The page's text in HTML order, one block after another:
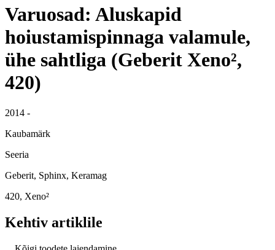
Varuosad: Aluskapid
hoiustamispinnaga valamule,
ühe sahtliga (Geberit Xeno²,
420)
2014 -
Kaubamärk
Seeria
Geberit, Sphinx, Keramag
420, Xeno²
Kehtiv artiklile